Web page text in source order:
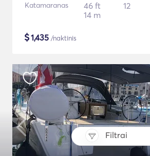
Filtrai
Katamaranas
46 ft
14 m
12
$1,435 /naktinis